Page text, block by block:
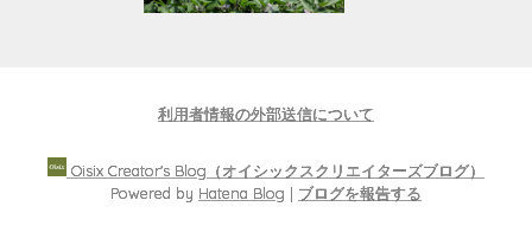
利用者情報の外部送信について
Oisix Creator's Blog（オイシックスクリエイターズブログ）
Powered by Hatena Blog | ブログを報告する